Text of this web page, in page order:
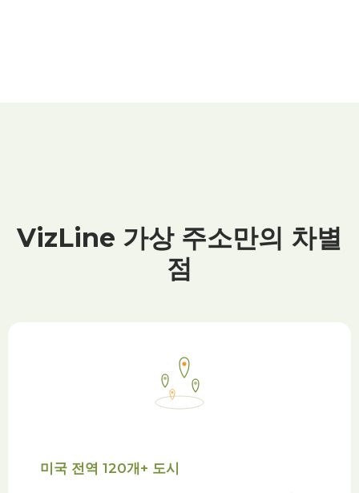
VizLine 가상 주소만의 차별
점
미국 전역 120개+ 도시